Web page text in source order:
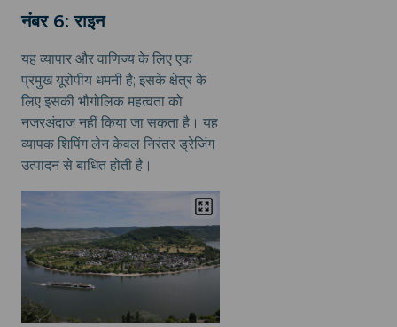
नंबर 6: राइन
यह व्यापार और वाणिज्य के लिए एक
प्रमुख यूरोपीय धमनी है; इसके क्षेत्र के
लिए इसकी भौगोलिक महत्वता को
नजरअंदाज नहीं किया जा सकता है। यह
व्यापक शिपिंग लेन केवल निरंतर ड्रेजिंग
उत्पादन से बाधित होती है।